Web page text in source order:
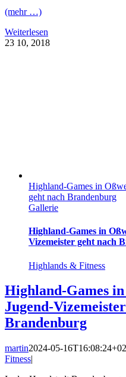
(mehr …)
Weiterlesen
23 10, 2018
Highland-Games in
geht nach Brandenburg
Gallerie
Highland-Games in
Vizemeister geht nach
Highlands & Fitness
Highland-Games
Jugend-
Brandenburg
martin2024-05-
Fitness|